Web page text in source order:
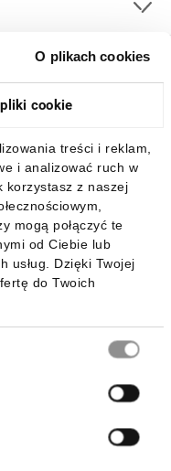
O plikach cookies
cookie
treści i reklam,
i analizować ruch w
korzystasz z naszej
mogą połączyć te
od Ciebie lub
usług. Dzięki Twojej
do Twoich
mobilną: